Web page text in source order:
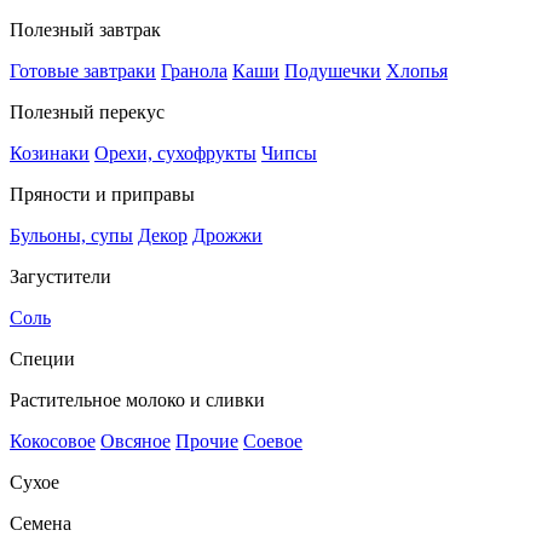
Полезный завтрак
Готовые завтраки Гранола Каши Подушечки Хлопья
Полезный перекус
Козинаки Орехи, сухофрукты Чипсы
Пряности и приправы
Бульоны, супы Декор Дрожжи
Загустители
Соль
Специи
Растительное молоко и сливки
Кокосовое Овсяное Прочие Соевое
Сухое
Семена